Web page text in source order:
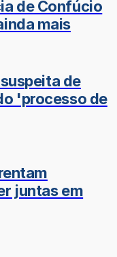
de Confúcio
mais
de
'processo de
juntas em